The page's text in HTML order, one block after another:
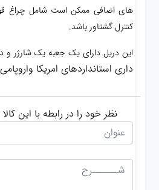
های اضافی ممکن است شامل چراغ
کنترل گشتاور باشد.
این دریل دارای یک جعبه یک شارژر و
داری استانداردهای امریکا
نظر خود را در رابطه با این